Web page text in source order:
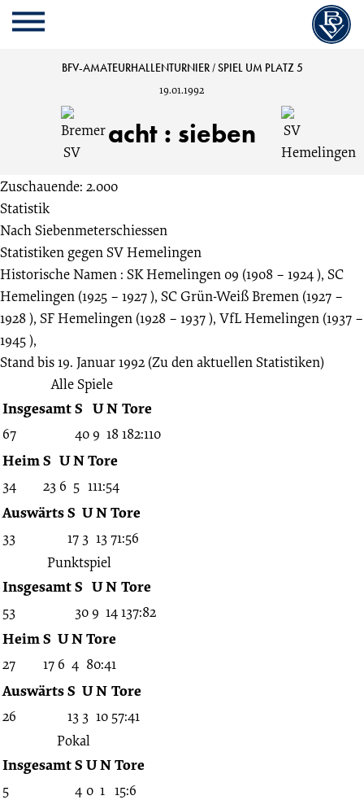
Cookie
Einstellungen
Zum
Inhalt
Cookie
Einstellungen
Kopfbereich
MENU
Bremer
SV
Hemelingen
8:7
Spiel
um
Platz
5
19.01.1992
-
1991/1992
(BFV-
Amateurhallenturnier)
BFV-AMATEURHALLENTURNIER /SPIEL UM PLATZ 5
19.01.1992
acht : sieben
Zuschauende: 2.000
Statistik
Nach Siebenmeterschiessen
Statistiken gegenSV Hemelingen
Historische Namen : SK Hemelingen 09 (1908 – 1924 ), SC
Hemelingen (1925 – 1927 ), SC Grün-Weiß Bremen (1927 –
1928 ), SF Hemelingen (1928 – 1937 ), VfL Hemelingen (1937 –
1945 ),
Stand bis 19. Januar 1992 (Zu den aktuellen Statistiken)
Alle Spiele
InsgesamtS UN Tore
67 40 9 18182:110
HeimS UNTore
34 23 6 5 111:54
AuswärtsS UNTore
33 17 3 1371:56
Punktspiel
InsgesamtS UN Tore
53 30 9 14137:82
HeimS UNTore
27 17 6 4 80:41
AuswärtsS UN Tore
26 13 3 10 57:41
Pokal
InsgesamtS UNTore
5 4 0 1 15:6